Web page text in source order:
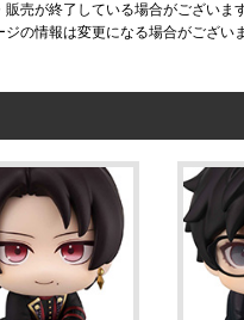
売が終了している場合がございま
の情報は変更になる場合がござい